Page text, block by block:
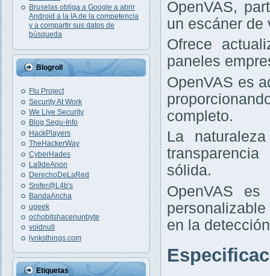
Bruselas obliga a Google a abrir
Android a la IA de la competencia
y a compartir sus datos de
búsqueda
Blogroll
Flu Project
Security At Work
We Live Security
Blog Segu-Info
HackPlayers
TheHackerWay
CyberHades
La9deAnon
DerechoDeLaRed
Snifer@L4b's
BandaAncha
ugeek
ochobitshacenunbyte
voidnull
lynksthings.com
Etiquetas
OpenVAS,
un escáner de
Ofrece
paneles
OpenVAS es
completo.
La
sólida.
OpenVAS
en la